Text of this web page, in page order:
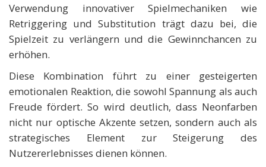
Verwendung innovativer Spielmechaniken wie
Retriggering und Substitution trägt dazu bei, die
Spielzeit zu verlängern und die Gewinnchancen zu
erhöhen.
Diese Kombination führt zu einer gesteigerten
emotionalen Reaktion, die sowohl Spannung als auch
Freude fördert. So wird deutlich, dass Neonfarben
nicht nur optische Akzente setzen, sondern auch als
strategisches Element zur Steigerung des
Nutzererlebnisses dienen können.